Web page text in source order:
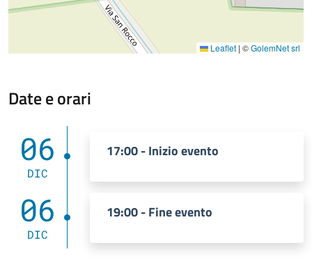
Leaflet | ©GolemNet srl
Date e orari
06
DIC
17:00 - Inizio evento
06
DIC
19:00 - Fine evento